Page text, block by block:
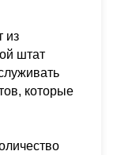
из
штат
которые